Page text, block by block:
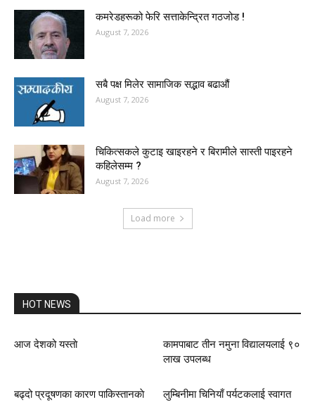
कमरेडहरूको फेरि सत्ताकेन्द्रित गठजोड !
August 7, 2026
सबै पक्ष मिलेर सामाजिक सद्भाव बढाऔं
August 7, 2026
चिकित्सकले कुटाइ खाइरहने र बिरामीले सास्ती पाइरहने
कहिलेसम्म ?
August 7, 2026
Load more
HOT NEWS
आज देशको यस्ताे
कामपाबाट तीन नमुना विद्यालयलाई ९०
लाख उपलब्ध
बढ्दो प्रदूषणका कारण पाकिस्तानकाे
लुम्बिनीमा चिनियाँ पर्यटकलाई स्वागत